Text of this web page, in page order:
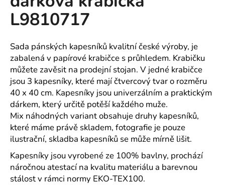
z
5
hvězdiček.
L9810717
Sada pánských kapesníků kvalitní české výroby, je
zabalená v papírové krabičce s průhledem. Krabičku
můžete zavěsit na prodejní stojan. V jedné krabičce
jsou 3 kapesníky, které mají čtvercový tvar o rozměru
40 x 40 cm. Kapesníky jsou univerzálním a praktickým
dárkem, který určitě potěší každého muže.
Mix náhodných variant obsahuje druhy kapesníků,
které máme právě skladem, fotografie je pouze
ilustrační, skladba kapesníků se může mírně lišit.
Kapesníky jsou vyrobené ze 100% bavlny, prochází
náročnou atestací na kvalitu materiálu a barevnou
stálost v rámci normy EKO-TEX100.
u
j
m
e
MAJKA
TEXTILNÍ
KŮŽE
-
JEDNODUCHÝ
KABÁTEK
1
290
Kč